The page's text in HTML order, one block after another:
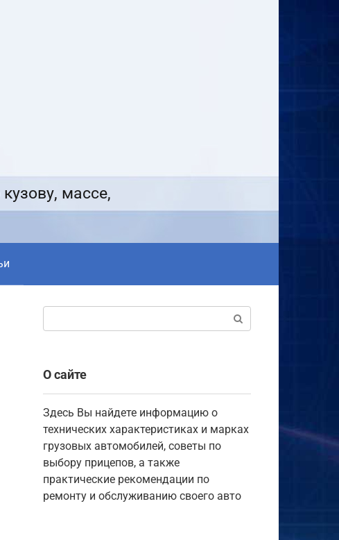
массе,
О сайте
Здесь Вы найдете информацию о
технических характеристиках и марках
грузовых автомобилей, советы по
выбору прицепов, а также
практические рекомендации по
ремонту и обслуживанию своего авто